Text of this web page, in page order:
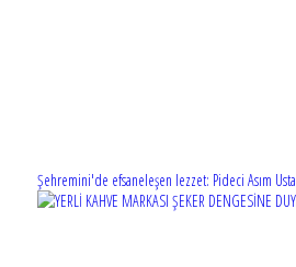
Şehremini'de efsaneleşen lezzet: Pideci Asım Usta